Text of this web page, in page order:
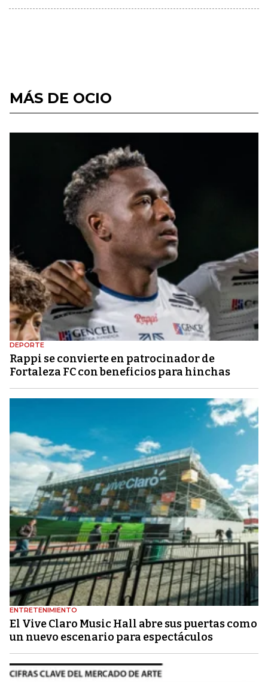
MÁS DE OCIO
DEPORTE
Rappi se convierte en patrocinador de
Fortaleza FC con beneficios para hinchas
ENTRETENIMIENTO
El Vive Claro Music Hall abre sus puertas como
un nuevo escenario para espectáculos